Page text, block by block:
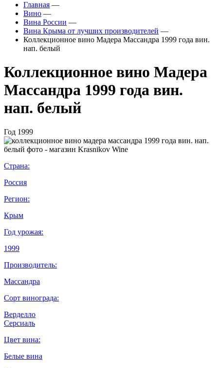
Главная —
Вино —
Вина России —
Вина Крыма от лучших производителей —
Коллекционное вино Мадера Массандра 1999 года вин.
нап. белый
Коллекционное вино Мадера
Массандра 1999 года вин.
нап. белый
Год 1999
Страна:
Россия
Регион:
Крым
Год урожая:
1999
Производитель:
Массандра
Сорт винограда:
Верделло
Серсиаль
Цвет вина:
Белые вина